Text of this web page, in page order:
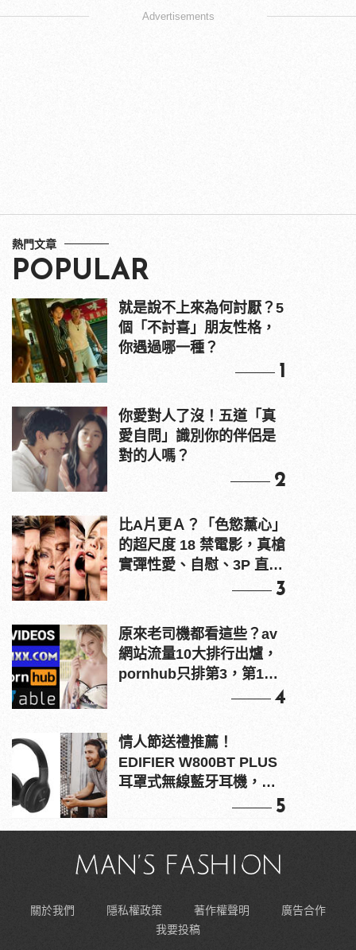
Advertisements
熱門文章
POPULAR
就是說不上來為何討厭？5
個「不討喜」朋友性格，
你遇過哪一種？
1
你愛對人了沒！五道「真
愛自問」識別你的伴侶是
對的人嗎？
2
比A片更Ａ？「色慾薰心」
的超尺度 18 禁電影，真槍
實彈性愛、自慰、3P 直接
3
原來老司機都看這些？av
網站流量10大排行出爐，
pornhub只排第3，第1名
4
情人節送禮推薦！
EDIFIER W800BT PLUS
耳罩式無線藍牙耳機，在
5
關於我們 隱私權政策 著作權聲明
廣告合作
我要投稿